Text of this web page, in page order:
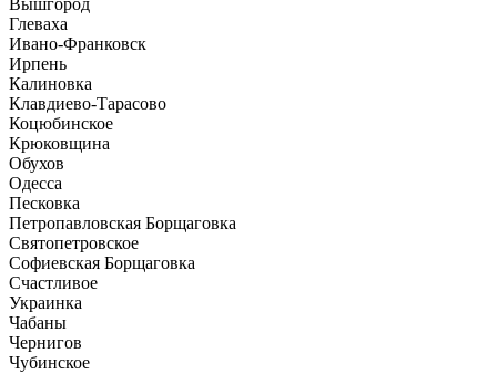
Вышгород
Глеваха
Ивано-Франковск
Ирпень
Калиновка
Клавдиево-Тарасово
Коцюбинское
Крюковщина
Обухов
Одесса
Песковка
Петропавловская Борщаговка
Святопетровское
Софиевская Борщаговка
Счастливое
Украинка
Чабаны
Чернигов
Чубинское